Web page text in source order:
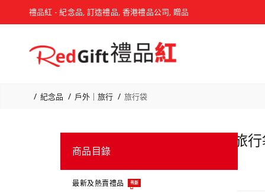
禮品紅 - 紀念品, 訂造禮品, 香港禮品公司, 贈品
紀念品 戶外｜旅行 旅行袋
商品目錄
最新及熱賣禮品 最新
旅